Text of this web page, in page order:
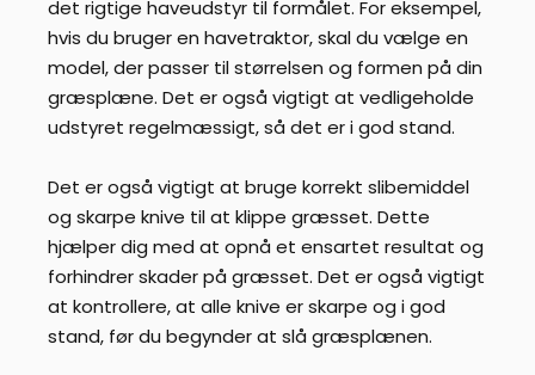
det rigtige haveudstyr til formålet. For eksempel,
hvis du bruger en havetraktor, skal du vælge en
model, der passer til størrelsen og formen på din
græsplæne. Det er også vigtigt at vedligeholde
udstyret regelmæssigt, så det er i god stand.
Det er også vigtigt at bruge korrekt slibemiddel
og skarpe knive til at klippe græsset. Dette
hjælper dig med at opnå et ensartet resultat og
forhindrer skader på græsset. Det er også vigtigt
at kontrollere, at alle knive er skarpe og i god
stand, før du begynder at slå græsplænen.